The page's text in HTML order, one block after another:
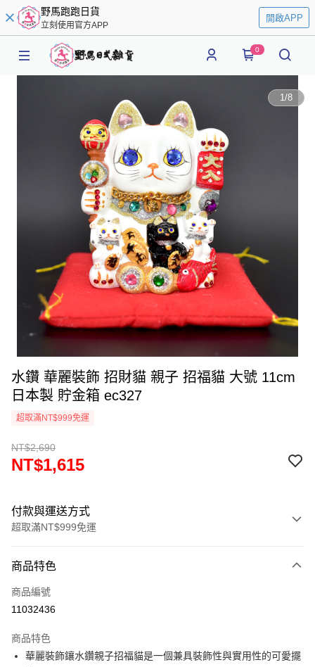
野馬跑跑日貨
立刻使用官方APP
開啟APP
0
1/8
水鑽 華麗裝飾 招財貓 親子 招福貓 大號 11cm
日本製 貯金箱 ec327
超取滿NT$999免運
NT$2,690
NT$1,615
付款與運送方式
超取滿NT$999免運
信用卡一次付款
信用卡分期付款
合作金庫商業銀行
華南商業銀行
彰化商業銀行
超商取貨付款
商品特色
商品編號
11032436
商品特色
華麗裝飾鑲水鑽親子招福貓是一個兼具裝飾性與實用性的可愛擺